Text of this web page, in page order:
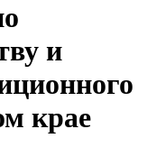
и
крае